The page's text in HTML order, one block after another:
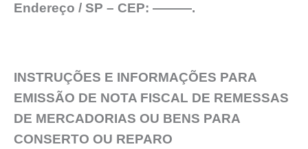
Endereço / SP – CEP: ———.
INSTRUÇÕES E INFORMAÇÕES PARA
EMISSÃO DE NOTA FISCAL DE REMESSAS
DE MERCADORIAS OU BENS PARA
CONSERTO OU REPARO